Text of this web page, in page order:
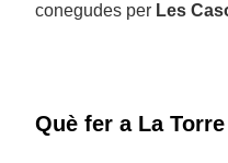
conegudes per Les
Què fer a La